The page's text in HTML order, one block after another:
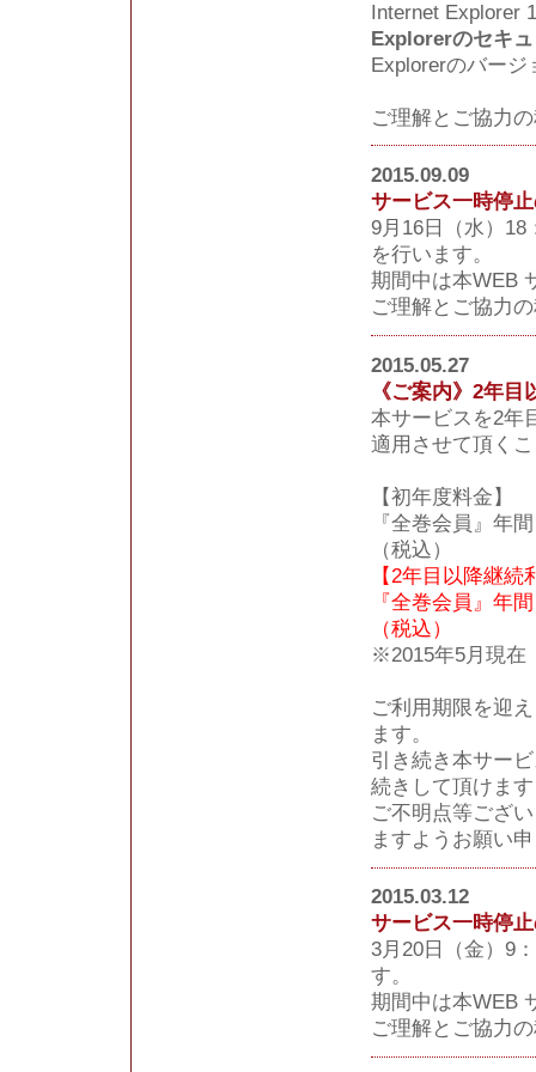
Internet Explorer
Explorerのセキ
Explorerのバー
ご理解とご協力
2015.09.09
サービス一時停
9月16日（水）18
を行います。
期間中は本WEB
ご理解とご協力
2015.05.27
《ご案内》2年
本サービスを2年
適用させて頂く
【初年度料金】
『全巻会員』年
（税込）
【2年目以降継続
『全巻会員』年
（税込）
※2015年5月現在
ご利用期限を迎
ます。
引き続き本サー
続きして頂けま
ご不明点等ござ
ますようお願い
2015.03.12
サービス一時停
3月20日（金）9
す。
期間中は本WEB
ご理解とご協力